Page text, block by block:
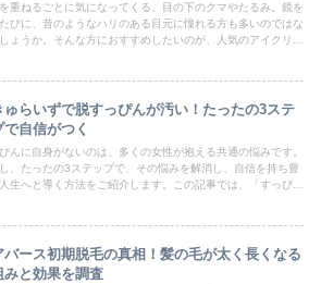
重ねるごとに気になってくる、目の下のクマやたるみ。鏡を
びに、昔のようなハリのある目元に憧れる方も多いのではな
ょうか。そんな方におすすめしたいのが、人気のアイクリー
ゅらいずで脱すっぴんが汚い！たったの3ステ
で自信がつく
んに自身がないのは、多くの女性が抱える共通の悩みです。
、たったの3ステップで、その悩みを解消し、自信を持ち豊
生へと導く方法をご紹介します。この記事では、「すっぴん
、最後までお楽しみください。自信を取り戻し、毎日を輝か
肌美人を目指しましょう。
バース初期脱毛の真相！髪の毛が太く長くなる
みと効果を調査